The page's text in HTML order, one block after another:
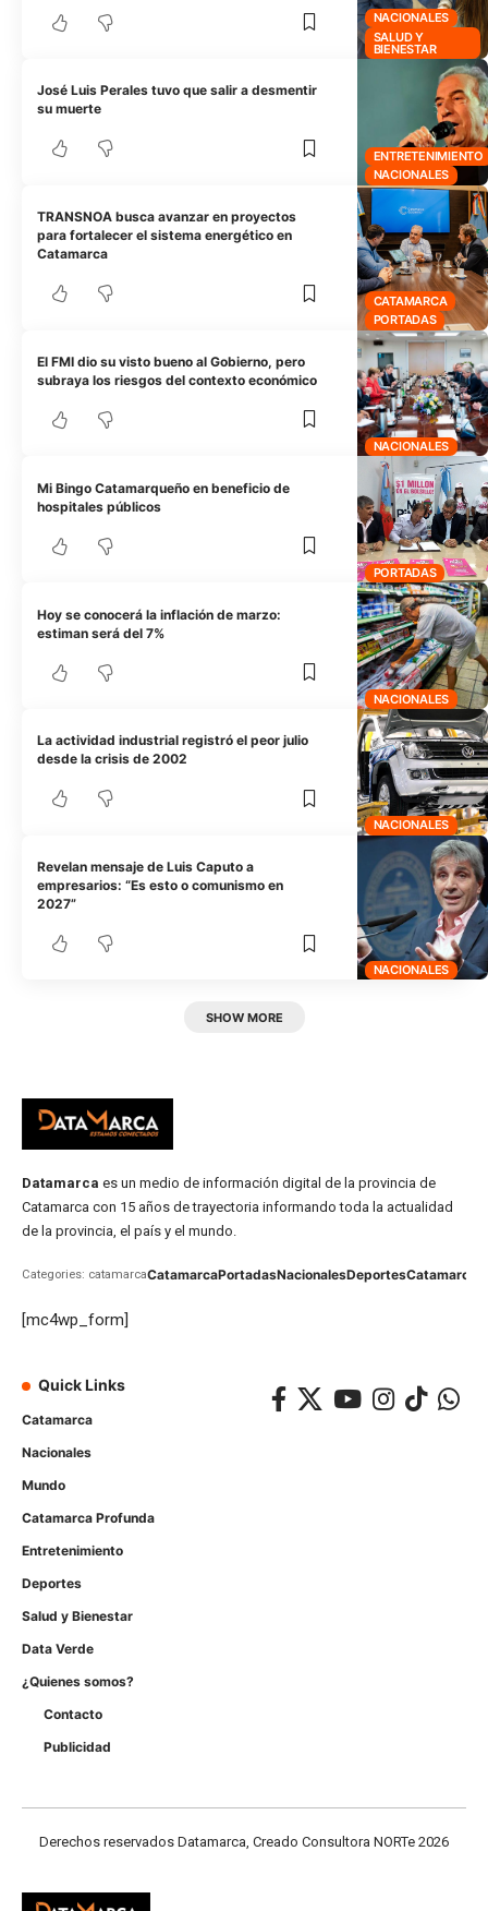
NACIONALES
SALUD Y
BIENESTAR
ENTRETENIMIENTO
NACIONALES
José Luis Perales tuvo que salir a desmentir
su muerte
CATAMARCA
PORTADAS
TRANSNOA busca avanzar en proyectos
para fortalecer el sistema energético en
Catamarca
NACIONALES
El FMI dio su visto bueno al Gobierno, pero
subraya los riesgos del contexto económico
PORTADAS
Mi Bingo Catamarqueño en beneficio de
hospitales públicos
NACIONALES
Hoy se conocerá la inflación de marzo:
estiman será del 7%
NACIONALES
La actividad industrial registró el peor julio
desde la crisis de 2002
NACIONALES
Revelan mensaje de Luis Caputo a
empresarios: “Es esto o comunismo en
2027”
SHOW MORE
Datamarca es un medio de información digital de la provincia de
Catamarca con 15 años de trayectoria informando toda la actualidad
de la provincia, el país y el mundo.
Categories: catamarcaCatamarcaPortadasNacionalesDeportesCatamarca
[mc4wp_form]
Quick Links
Catamarca
Nacionales
Mundo
Catamarca Profunda
Entretenimiento
Deportes
Salud y Bienestar
Data Verde
¿Quienes somos?
Contacto
Publicidad
Derechos reservados Datamarca, Creado Consultora NORTe 2026